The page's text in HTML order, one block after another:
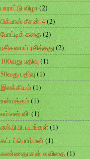
பாராட்டு விழா(2)
பிக்பாஸ் சீசன்-4(2)
போட்டிக் கதை(2)
ரசிகனாய் ரசித்தது (2)
100வது பதிவு(1)
50வது பதிவு (1)
இலக்கியம்(1)
உன்மத்தம்(1)
எம்.எஸ்.வி.(1)
எஸ்.பி.பி. படங்கள்(1)
கட்டப்பொம்மன் (1)
கண்ணதாசன் கவிதை(1)